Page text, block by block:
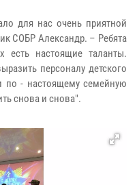
для нас очень приятной
СОБР Александр. – Ребята
есть настоящие таланты.
персоналу детского
- настоящему семейную
снова и снова".